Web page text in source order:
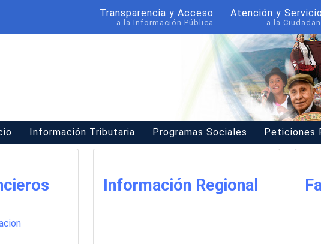
Transparencia y Acceso
a la Información Pública
Atención y
a la
Información Tributaria Programas Sociales Peticiones
Información Regional